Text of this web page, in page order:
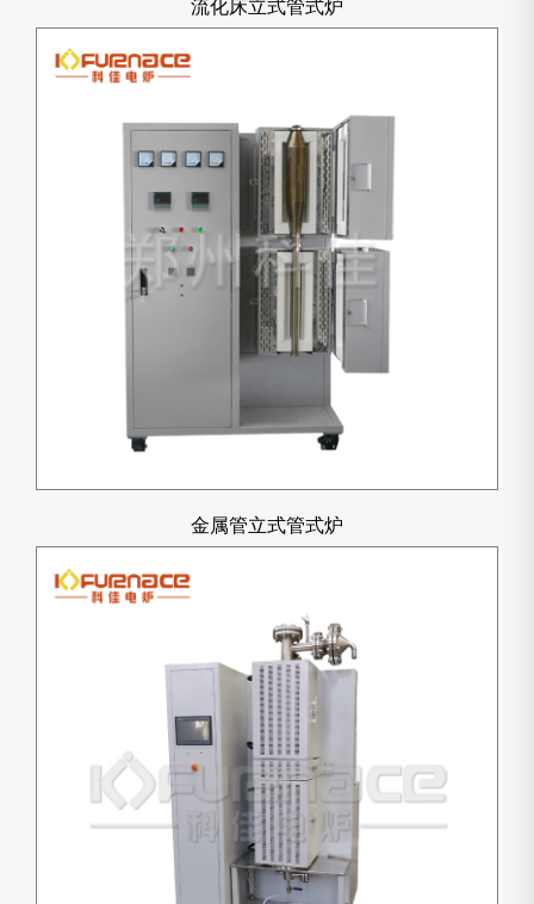
流化床立式管式炉
金属管立式管式炉